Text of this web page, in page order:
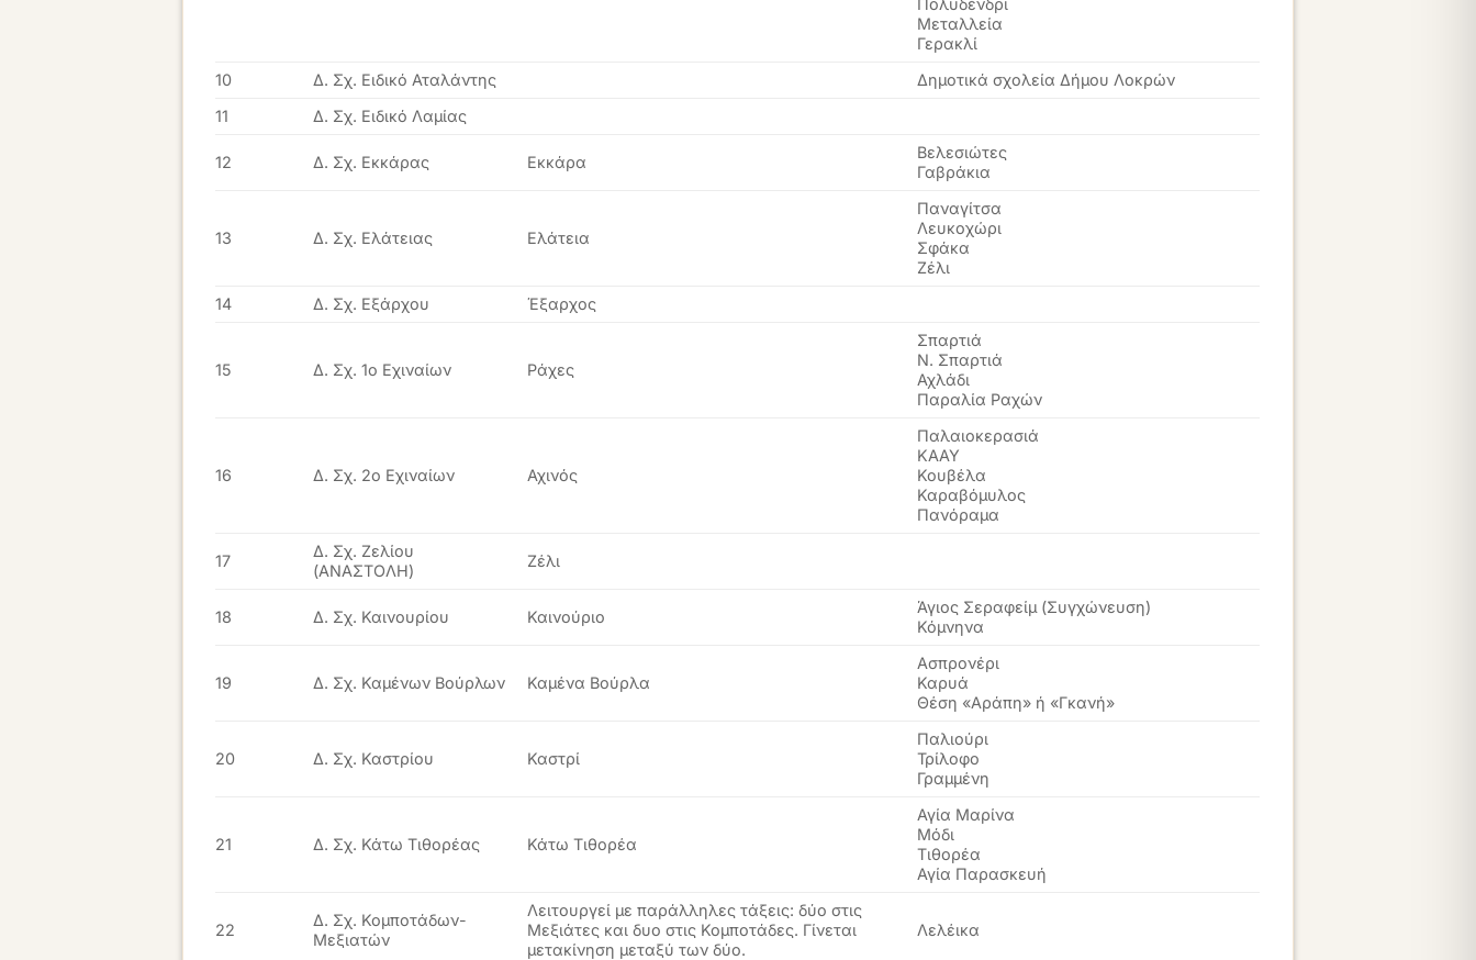
Μεταλλεία
Γερακλί
10
Δ. Σχ. Ειδικό Αταλάντης
Δημοτικά σχολεία Δήμου Λοκρών
11
Δ. Σχ. Ειδικό Λαμίας
12 Δ. Σχ. Εκκάρας Εκκάρα
Βελεσιώτες
Γαβράκια
13 Δ. Σχ. Ελάτειας Ελάτεια
Παναγίτσα
Λευκοχώρι
Σφάκα
Ζέλι
14
Δ. Σχ. Εξάρχου Έξαρχος
15 Δ. Σχ. 1ο Εχιναίων Ράχες
Σπαρτιά
Ν. Σπαρτιά
Αχλάδι
Παραλία Ραχών
16 Δ. Σχ. 2ο Εχιναίων Αχινός
Παλαιοκερασιά
ΚΑΑΥ
Κουβέλα
Καραβόμυλος
Πανόραμα
17
Δ. Σχ. Ζελίου
(ΑΝΑΣΤΟΛΗ)
Ζέλι
18 Δ. Σχ. Καινουρίου Καινούριο
Άγιος Σεραφείμ (Συγχώνευση)
Κόμνηνα
19 Δ. Σχ. Καμένων Βούρλων Καμένα Βούρλα
Ασπρονέρι
Καρυά
Θέση «Αράπη» ή «Γκανή»
20 Δ. Σχ. Καστρίου Καστρί
Παλιούρι
Τρίλοφο
Γραμμένη
21 Δ. Σχ. Κάτω Τιθορέας Κάτω Τιθορέα
Αγία Μαρίνα
Μόδι
Τιθορέα
Αγία Παρασκευή
22
Δ. Σχ. Κομποτάδων-
Μεξιατών
Λειτουργεί με παράλληλες τάξεις: δύο στις
Μεξιάτες και δυο στις Κομποτάδες. Γίνεται
μετακίνηση μεταξύ των δύο.
Λελέικα